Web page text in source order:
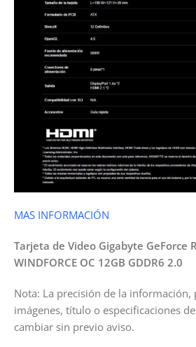
MAS INFORMACIÓN
Tarjeta de Video Gigabyte GeForce
WINDFORCE OC 12GB GDDR6 2.0
Nota: La precisión de la información,
imágenes, título o especificaciones
cambiar sin previo aviso.